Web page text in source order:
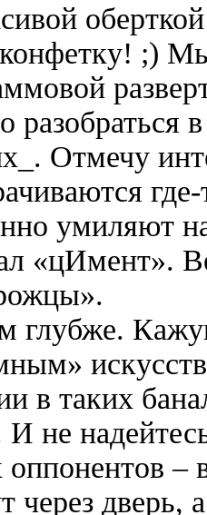
;)
разобраться
Отмечу
умиляют
«цИмент».
глубже.
в таких
И не
–
через дверь,